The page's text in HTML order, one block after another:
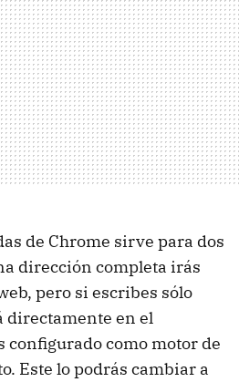
de Chrome sirve para dos
dirección completa irás
pero si escribes sólo
directamente en el
configurado como motor de
Este lo podrás cambiar a